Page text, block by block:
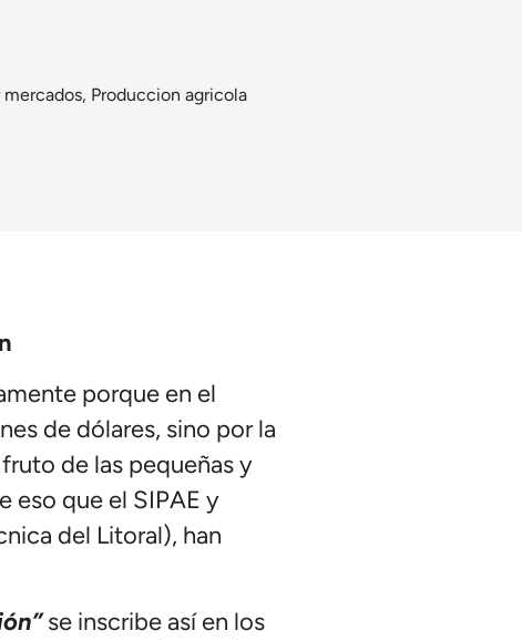
mercados, Produccion agricola
porque en el
de dólares, sino por la
de las pequeñas y
eso que el SIPAE y
del Litoral), han
se inscribe así en los